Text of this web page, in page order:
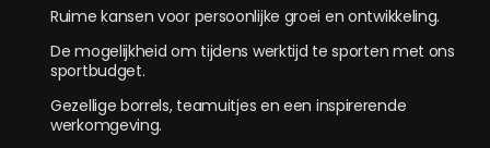
Ruime kansen voor persoonlijke groei en ontwikkeling.
De mogelijkheid om tijdens werktijd te sporten met ons
sportbudget.
Gezellige borrels, teamuitjes en een inspirerende
werkomgeving.